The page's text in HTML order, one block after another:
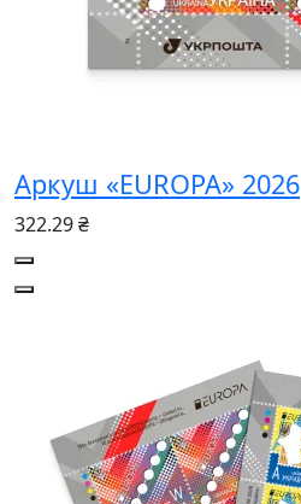
Аркуш «EUROPA» 2026
322.29 ₴